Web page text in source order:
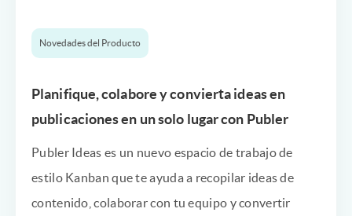
Novedades del Producto
Planifique, colabore y convierta ideas en
publicaciones en un solo lugar con Publer
Publer Ideas es un nuevo espacio de trabajo de
estilo Kanban que te ayuda a recopilar ideas de
contenido, colaborar con tu equipo y convertir